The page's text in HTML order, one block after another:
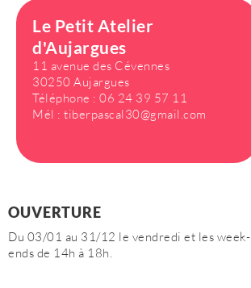
Le Petit Atelier
d'Aujargues
11 avenue des Cévennes
30250 Aujargues
Téléphone : 06 24 39 57 11
Mél : tiberpascal30@gmail.com
OUVERTURE
Du 03/01 au 31/12 le vendredi et les week-
ends de 14h à 18h.